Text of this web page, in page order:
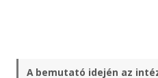
A bemutató idején az